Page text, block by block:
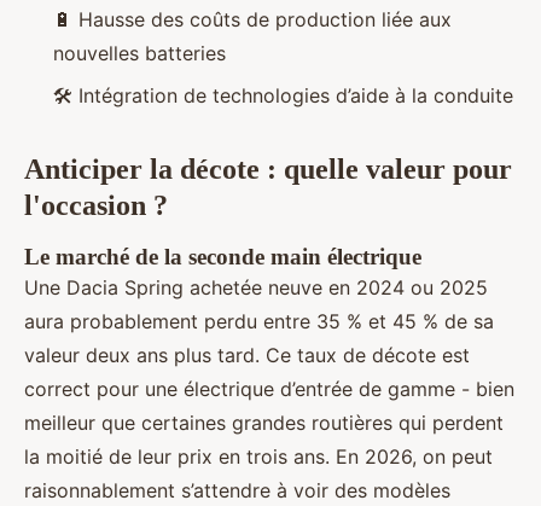
🔋 Hausse des coûts de production liée aux
nouvelles batteries
🛠️ Intégration de technologies d’aide à la conduite
Anticiper la décote : quelle valeur pour
l'occasion ?
Le marché de la seconde main électrique
Une Dacia Spring achetée neuve en 2024 ou 2025
aura probablement perdu entre 35 % et 45 % de sa
valeur deux ans plus tard. Ce taux de décote est
correct pour une électrique d’entrée de gamme - bien
meilleur que certaines grandes routières qui perdent
la moitié de leur prix en trois ans. En 2026, on peut
raisonnablement s’attendre à voir des modèles